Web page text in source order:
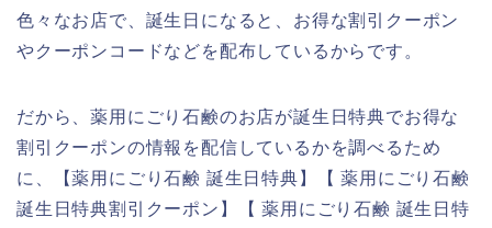
色々なお店で、誕生日になると、お得な割引クーポン
やクーポンコードなどを配布しているからです。
だから、薬用にごり石鹸のお店が誕生日特典でお得な
割引クーポンの情報を配信しているかを調べるため
に、【薬用にごり石鹸 誕生日特典】【 薬用にごり石鹸
誕生日特典割引クーポン】【 薬用にごり石鹸 誕生日特